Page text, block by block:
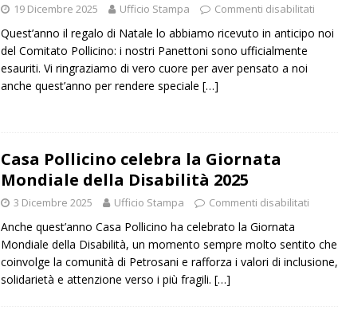
19 Dicembre 2025 Ufficio Stampa Commenti disabilitati
Quest’anno il regalo di Natale lo abbiamo ricevuto in anticipo noi
del Comitato Pollicino: i nostri Panettoni sono ufficialmente
esauriti. Vi ringraziamo di vero cuore per aver pensato a noi
anche quest’anno per rendere speciale […]
Casa Pollicino celebra la Giornata
Mondiale della Disabilità 2025
3 Dicembre 2025 Ufficio Stampa Commenti disabilitati
Anche quest’anno Casa Pollicino ha celebrato la Giornata
Mondiale della Disabilità, un momento sempre molto sentito che
coinvolge la comunità di Petrosani e rafforza i valori di inclusione,
solidarietà e attenzione verso i più fragili. […]